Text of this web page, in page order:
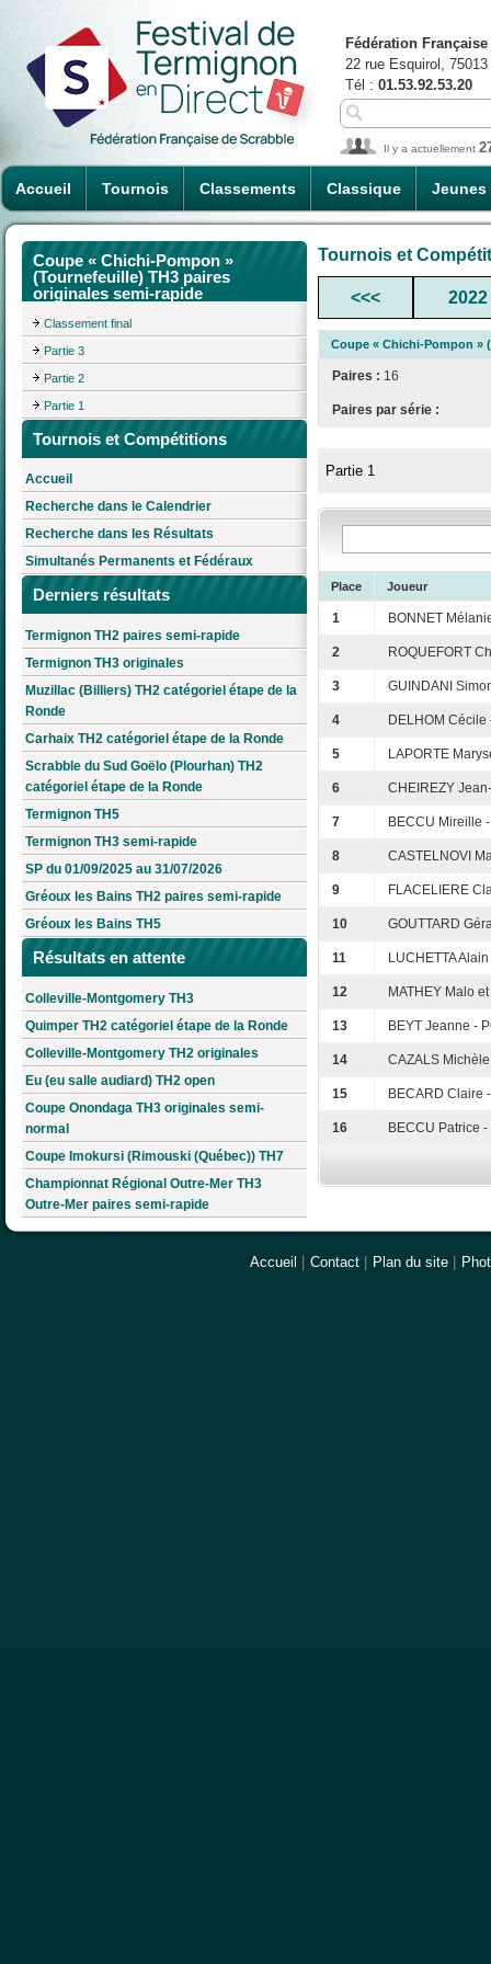
Accueil Tournois Classements Classique Jeunes
Fédération
22 rue Esquirol,
Tél : 01.53.92.53.20
Il y a actuellement
Coupe « Chichi-Pompon »
(Tournefeuille) TH3 paires
originales semi-rapide
Classement final
Partie 3
Partie 2
Partie 1
Tournois et Compétitions
Accueil
Recherche dans le Calendrier
Recherche dans les Résultats
Simultanés Permanents et Fédéraux
Derniers résultats
Termignon TH2 paires semi-rapide
Termignon TH3 originales
Muzillac (Billiers) TH2 catégoriel étape de la
Ronde
Carhaix TH2 catégoriel étape de la Ronde
Scrabble du Sud Goëlo (Plourhan) TH2
catégoriel étape de la Ronde
Termignon TH5
Termignon TH3 semi-rapide
SP du 01/09/2025 au 31/07/2026
Gréoux les Bains TH2 paires semi-rapide
Gréoux les Bains TH5
Résultats en attente
Colleville-Montgomery TH3
Quimper TH2 catégoriel étape de la Ronde
Colleville-Montgomery TH2 originales
Eu (eu salle audiard) TH2 open
Coupe Onondaga TH3 originales semi-
normal
Coupe Imokursi (Rimouski (Québec)) TH7
Championnat Régional Outre-Mer TH3
Outre-Mer paires semi-rapide
Tournois et
<<< 2022
Coupe « Chichi-Pompon »
Paires : 16
Paires par série :
Partie 1
Place Joueur
1 BONNET
2 ROQUEFORT
3 GUINDANI
4 DELHOM Cécile
5 LAPORTE
6 CHEIREZY
7 BECCU Mireille
8 CASTELNOVI
9 FLACELIERE
10 GOUTTARD
11 LUCHETTA
12 MATHEY Malo
13 BEYT Jeanne -
14 CAZALS
15 BECARD Claire
16 BECCU Patrice
Accueil Contact Plan du site